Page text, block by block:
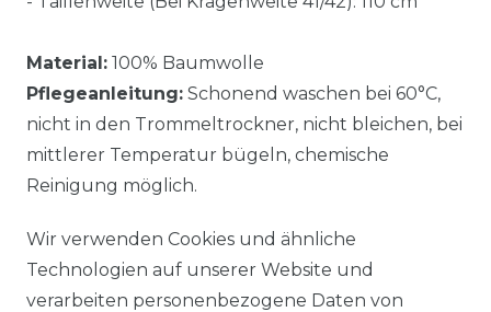
Material: 100% Baumwolle
Pflegeanleitung: Schonend waschen bei 60°C,
nicht in den Trommeltrockner, nicht bleichen, bei
mittlerer Temperatur bügeln, chemische
Reinigung möglich.
Wir verwenden Cookies und ähnliche
Technologien auf unserer Website und
verarbeiten personenbezogene Daten von